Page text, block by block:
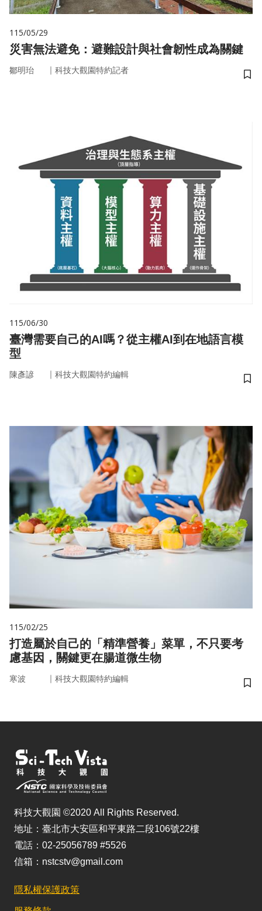
115/05/29
災害無法避免：避難設計與社會韌性成為關鍵
鄒明珆 ｜ 科技大觀園特約記者
儲
115/06/30
臺灣需要自己的AI嗎？從主權AI到在地語言模
型
陳彥諺 ｜ 科技大觀園特約編輯
儲
115/02/25
打造屬於自己的「精準營養」菜單，不只要考
慮基因，關鍵更在腸道微生物
寒波 ｜ 科技大觀園特約編輯
儲
科技大觀園 ©2020 All Rights Reserved.
地址：臺北市大安區和平東路二段106號22樓
電話：02-25056789 #5526
信箱：nstcstv@gmail.com
隱私權保護政策